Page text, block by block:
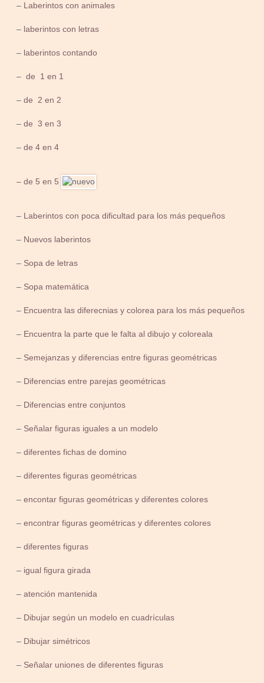
– Laberintos con animales
– laberintos con letras
– laberintos contando
–de 1 en 1
–de 2 en 2
–de 3 en 3
–de 4 en 4
– de 5 en 5
– Laberintos con poca dificultad para los más pequeños
– Nuevos laberintos
– Sopa de letras
– Sopa matemática
– Encuentra las diferecnias y colorea para los más pequeños
– Encuentra la parte que le falta al dibujo y coloreala
– Semejanzas y diferencias entre figuras geométricas
– Diferencias entre parejas geométricas
– Diferencias entre conjuntos
– Señalar figuras iguales a un modelo
–diferentes fichas de domino
–diferentes figuras geométricas
–encontar figuras geométricas y diferentes colores
–encontrar figuras geométricas y diferentes colores
–diferentes figuras
– igual figura girada
–atención mantenida
– Dibujar según un modelo en cuadrículas
– Dibujar simétricos
– Señalar uniones de diferentes figuras